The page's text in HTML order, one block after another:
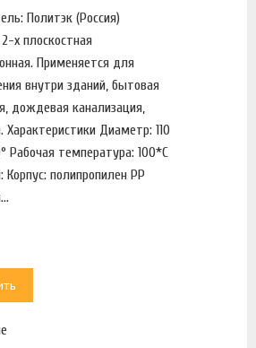
Политэк (Россия)
х плоскостная
Применяется для
внутри зданий, бытовая
дождевая канализация,
Характеристики Диаметр: 110
Рабочая температура: 100*С
полипропилен PP